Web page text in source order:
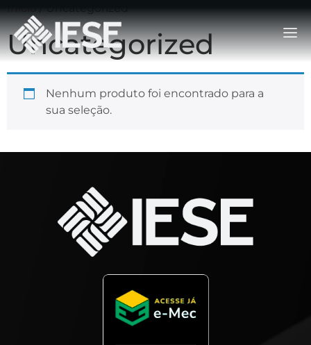
Uncategorized
Nenhum produto foi encontrado para a
sua seleção.